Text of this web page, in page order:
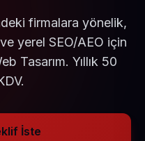
firmalara yönelik,
yerel SEO/AEO için
Tasarım. Yıllık 50
İste